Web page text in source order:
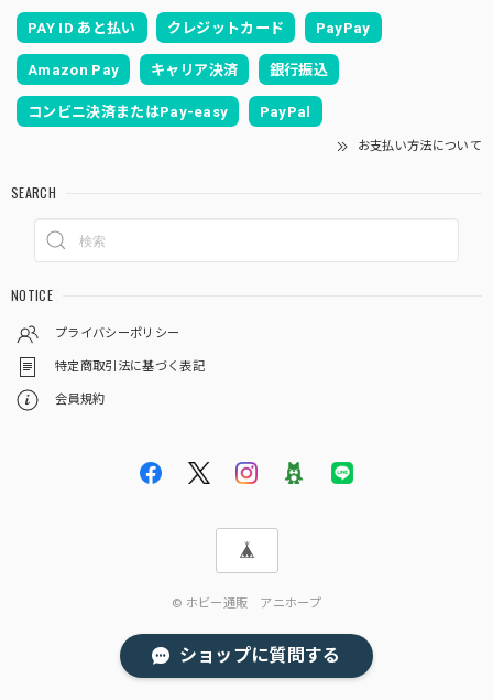
PAY ID あと払い クレジットカード PayPay
Amazon Pay キャリア決済 銀行振込
コンビニ決済またはPay-easy PayPal
お支払い方法について
SEARCH
NOTICE
プライバシーポリシー
特定商取引法に基づく表記
会員規約
© ホビー通販 アニホープ
ショップに質問する